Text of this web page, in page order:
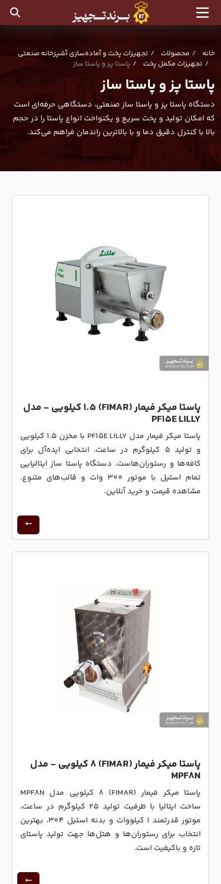
خانه محصولات
تجهیزات پخت و آماده‌سازی آشپزخانه صنعتی
تجهیزات مکمل پخت
پاستا پز و پاستا ساز
پاستا پز و پاستا ساز
دستگاه پاستا پز و پاستا ساز صنعتی، دستگاهی حرفه‌ای است
که امکان تولید و پخت سریع و یکنواخت انواع پاستا را در حجم
بالا با کنترل دقیق دما و با بالاترین راندمان فراهم می‌کند.
پاستا میکر فیمار (FIMAR) 1.5 کیلویی - مدل
PF15E LILLY
پاستا میکر فیمار مدل PF15E LILLY با مخزن 1.5 کیلویی
و تولید 5 کیلوگرم در ساعت، انتخابی ایده‌آل برای
کافه‌ها و رستوران‌هاست. دستگاه پاستا ساز ایتالیایی
تمام استیل با موتور 300 وات و قالب‌های متنوع.
مشاهده قیمت و خرید آنلاین.
پاستا میکر فیمار (FIMAR) 8 کیلویی - مدل
MPF8N
پاستا میکر فیمار (FIMAR) 8 کیلویی مدل MPF8N
ساخت ایتالیا با ظرفیت تولید 25 کیلوگرم در ساعت،
موتور قدرتمند 1 کیلووات و بدنه استیل 304، بهترین
انتخاب برای رستوران‌ها و هتل‌ها جهت تولید پاستای
تازه و باکیفیت است.